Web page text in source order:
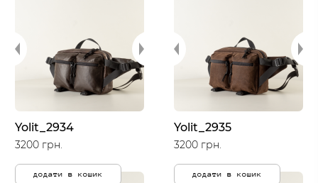
Yolit_2934
3200 грн.
додати в кошик
Yolit_2935
3200 грн.
додати в кошик